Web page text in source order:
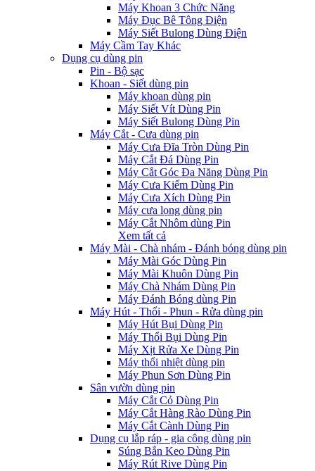
Máy Khoan 3 Chức Năng
Máy Đục Bê Tông Điện
Máy Siết Bulong Dùng Điện
Máy Cầm Tay Khác
Dụng cụ dùng pin
Pin - Bộ sạc
Khoan - Siết dùng pin
Máy khoan dùng pin
Máy Siết Vít Dùng Pin
Máy Siết Bulong Dùng Pin
Máy Cắt - Cưa dùng pin
Máy Cưa Đĩa Tròn Dùng Pin
Máy Cắt Đá Dùng Pin
Máy Cắt Góc Đa Năng Dùng Pin
Máy Cưa Kiếm Dùng Pin
Máy Cưa Xích Dùng Pin
Máy cưa lọng dùng pin
Máy Cắt Nhôm dùng Pin
Xem tất cả
Máy Mài - Chà nhám - Đánh bóng dùng pin
Máy Mài Góc Dùng Pin
Máy Mài Khuôn Dùng Pin
Máy Chà Nhám Dùng Pin
Máy Đánh Bóng dùng Pin
Máy Hút - Thổi - Phun - Rửa dùng pin
Máy Hút Bụi Dùng Pin
Máy Thổi Bụi Dùng Pin
Máy Xịt Rửa Xe Dùng Pin
Máy thổi nhiệt dùng pin
Máy Phun Sơn Dùng Pin
Sân vườn dùng pin
Máy Cắt Cỏ Dùng Pin
Máy Cắt Hàng Rào Dùng Pin
Máy Cắt Cành Dùng Pin
Dụng cụ lắp ráp - gia công dùng pin
Súng Bắn Keo Dùng Pin
Máy Rút Rive Dùng Pin